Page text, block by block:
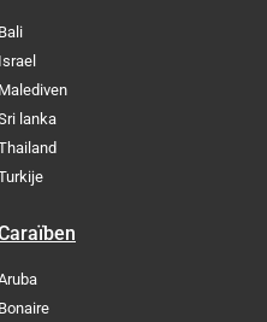
Bali
Israel
Malediven
lanka
Bonaire